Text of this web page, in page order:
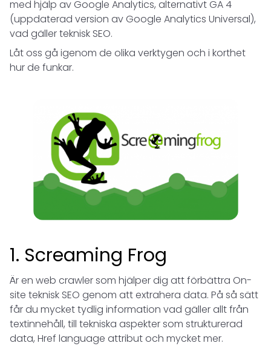
med hjälp av Google Analytics, alternativt GA 4
(uppdaterad version av Google Analytics Universal),
vad gäller teknisk SEO.
Låt oss gå igenom de olika verktygen och i korthet
hur de funkar.
1. Screaming Frog
Är en web crawler som hjälper dig att förbättra On-
site teknisk SEO genom att extrahera data. På så sätt
får du mycket tydlig information vad gäller allt från
textinnehåll, till tekniska aspekter som strukturerad
data, Href language attribut och mycket mer.